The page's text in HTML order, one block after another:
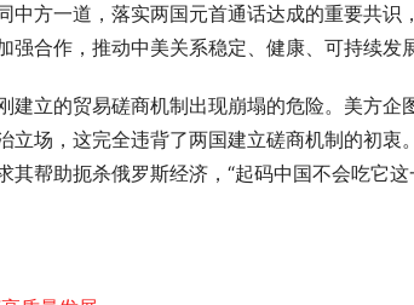
方一道，落实两国元首通话达成的重要共识
合作，推动中美关系稳定、健康、可持续发展
建立的贸易磋商机制出现崩塌的危险。美方企
场，这完全违背了两国建立磋商机制的初衷
帮助扼杀俄罗斯经济，“起码中国不会吃它这